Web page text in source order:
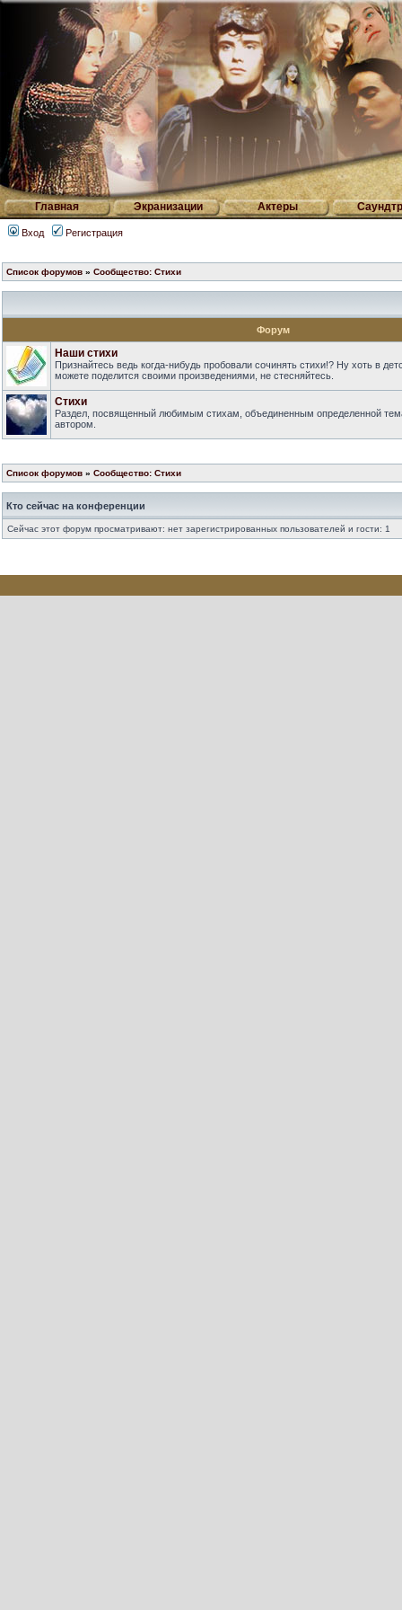
Главная Экранизации Актеры
Вход Регистрация
Список форумов » Сообщество: Стихи
Форум
Наши стихи
Признайтесь ведь когда-нибудь пробовали сочинять стихи!? Ну хоть в
можете поделится своими произведениями, не стесняйтесь.
Стихи
Раздел, посвященный любимым стихам, объединенным определенной
автором.
Список форумов » Сообщество: Стихи
Кто сейчас на конференции
Сейчас этот форум просматривают: нет зарегистрированных пользователей и гости: 1